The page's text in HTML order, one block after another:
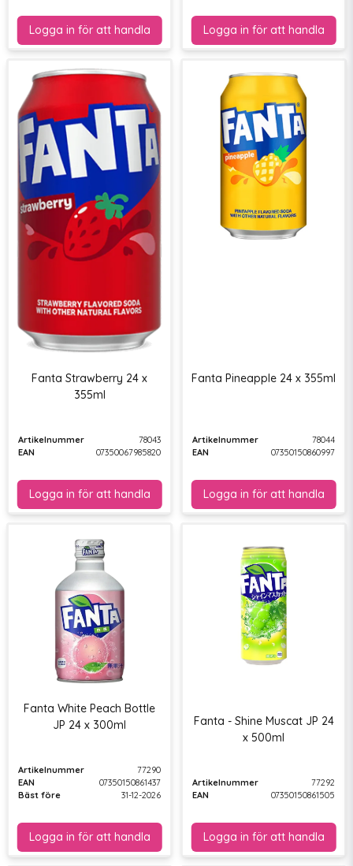
Fanta Strawberry 24 x
355ml
Artikelnummer
78043
EAN
07350067985820
Fanta Pineapple 24 x 355ml
Artikelnummer
78044
EAN
07350150860997
Fanta White Peach Bottle
JP 24 x 300ml
Artikelnummer
77290
EAN
07350150861437
Bäst före
31-12-2026
Fanta - Shine Muscat JP 24
x 500ml
Artikelnummer
77292
EAN
07350150861505